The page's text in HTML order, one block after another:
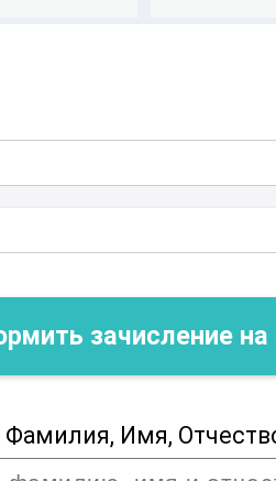
зачисление на
Фамилия, Имя,